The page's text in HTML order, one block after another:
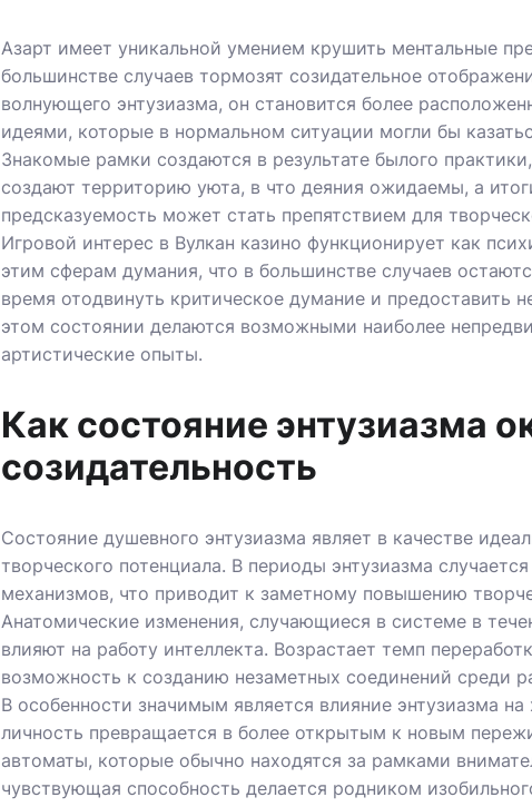
Азарт имеет уникальной умением крушить ментальные
большинстве случаев тормозят созидательное
волнующего энтузиазма, он становится более
идеями, которые в нормальном ситуации могли бы
Знакомые рамки создаются в результате былого
создают территорию уюта, в что деяния ожидаемы, а
предсказуемость может стать препятствием для
Игровой интерес в Вулкан казино функционирует как
этим сферам думания, что в большинстве случаев
время отодвинуть критическое думание и предоставить
этом состоянии делаются возможными наиболее
артистические опыты.
Как состояние энтузиазма
созидательность
Состояние душевного энтузиазма являет в качестве
творческого потенциала. В периоды энтузиазма
механизмов, что приводит к заметному повышению
Анатомические изменения, случающиеся в системе в
влияют на работу интеллекта. Возрастает темп
возможность к созданию незаметных соединений среди
В особенности значимым является влияние энтузиазма
личность превращается в более открытым к новым
автоматы, которые обычно находятся за рамками
чувствующая способность делается родником